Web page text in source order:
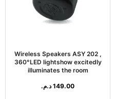
Wireless Speakers ASY 202 ,
360°LED lightshow excitedly
illuminates the room
149.00 د.م.